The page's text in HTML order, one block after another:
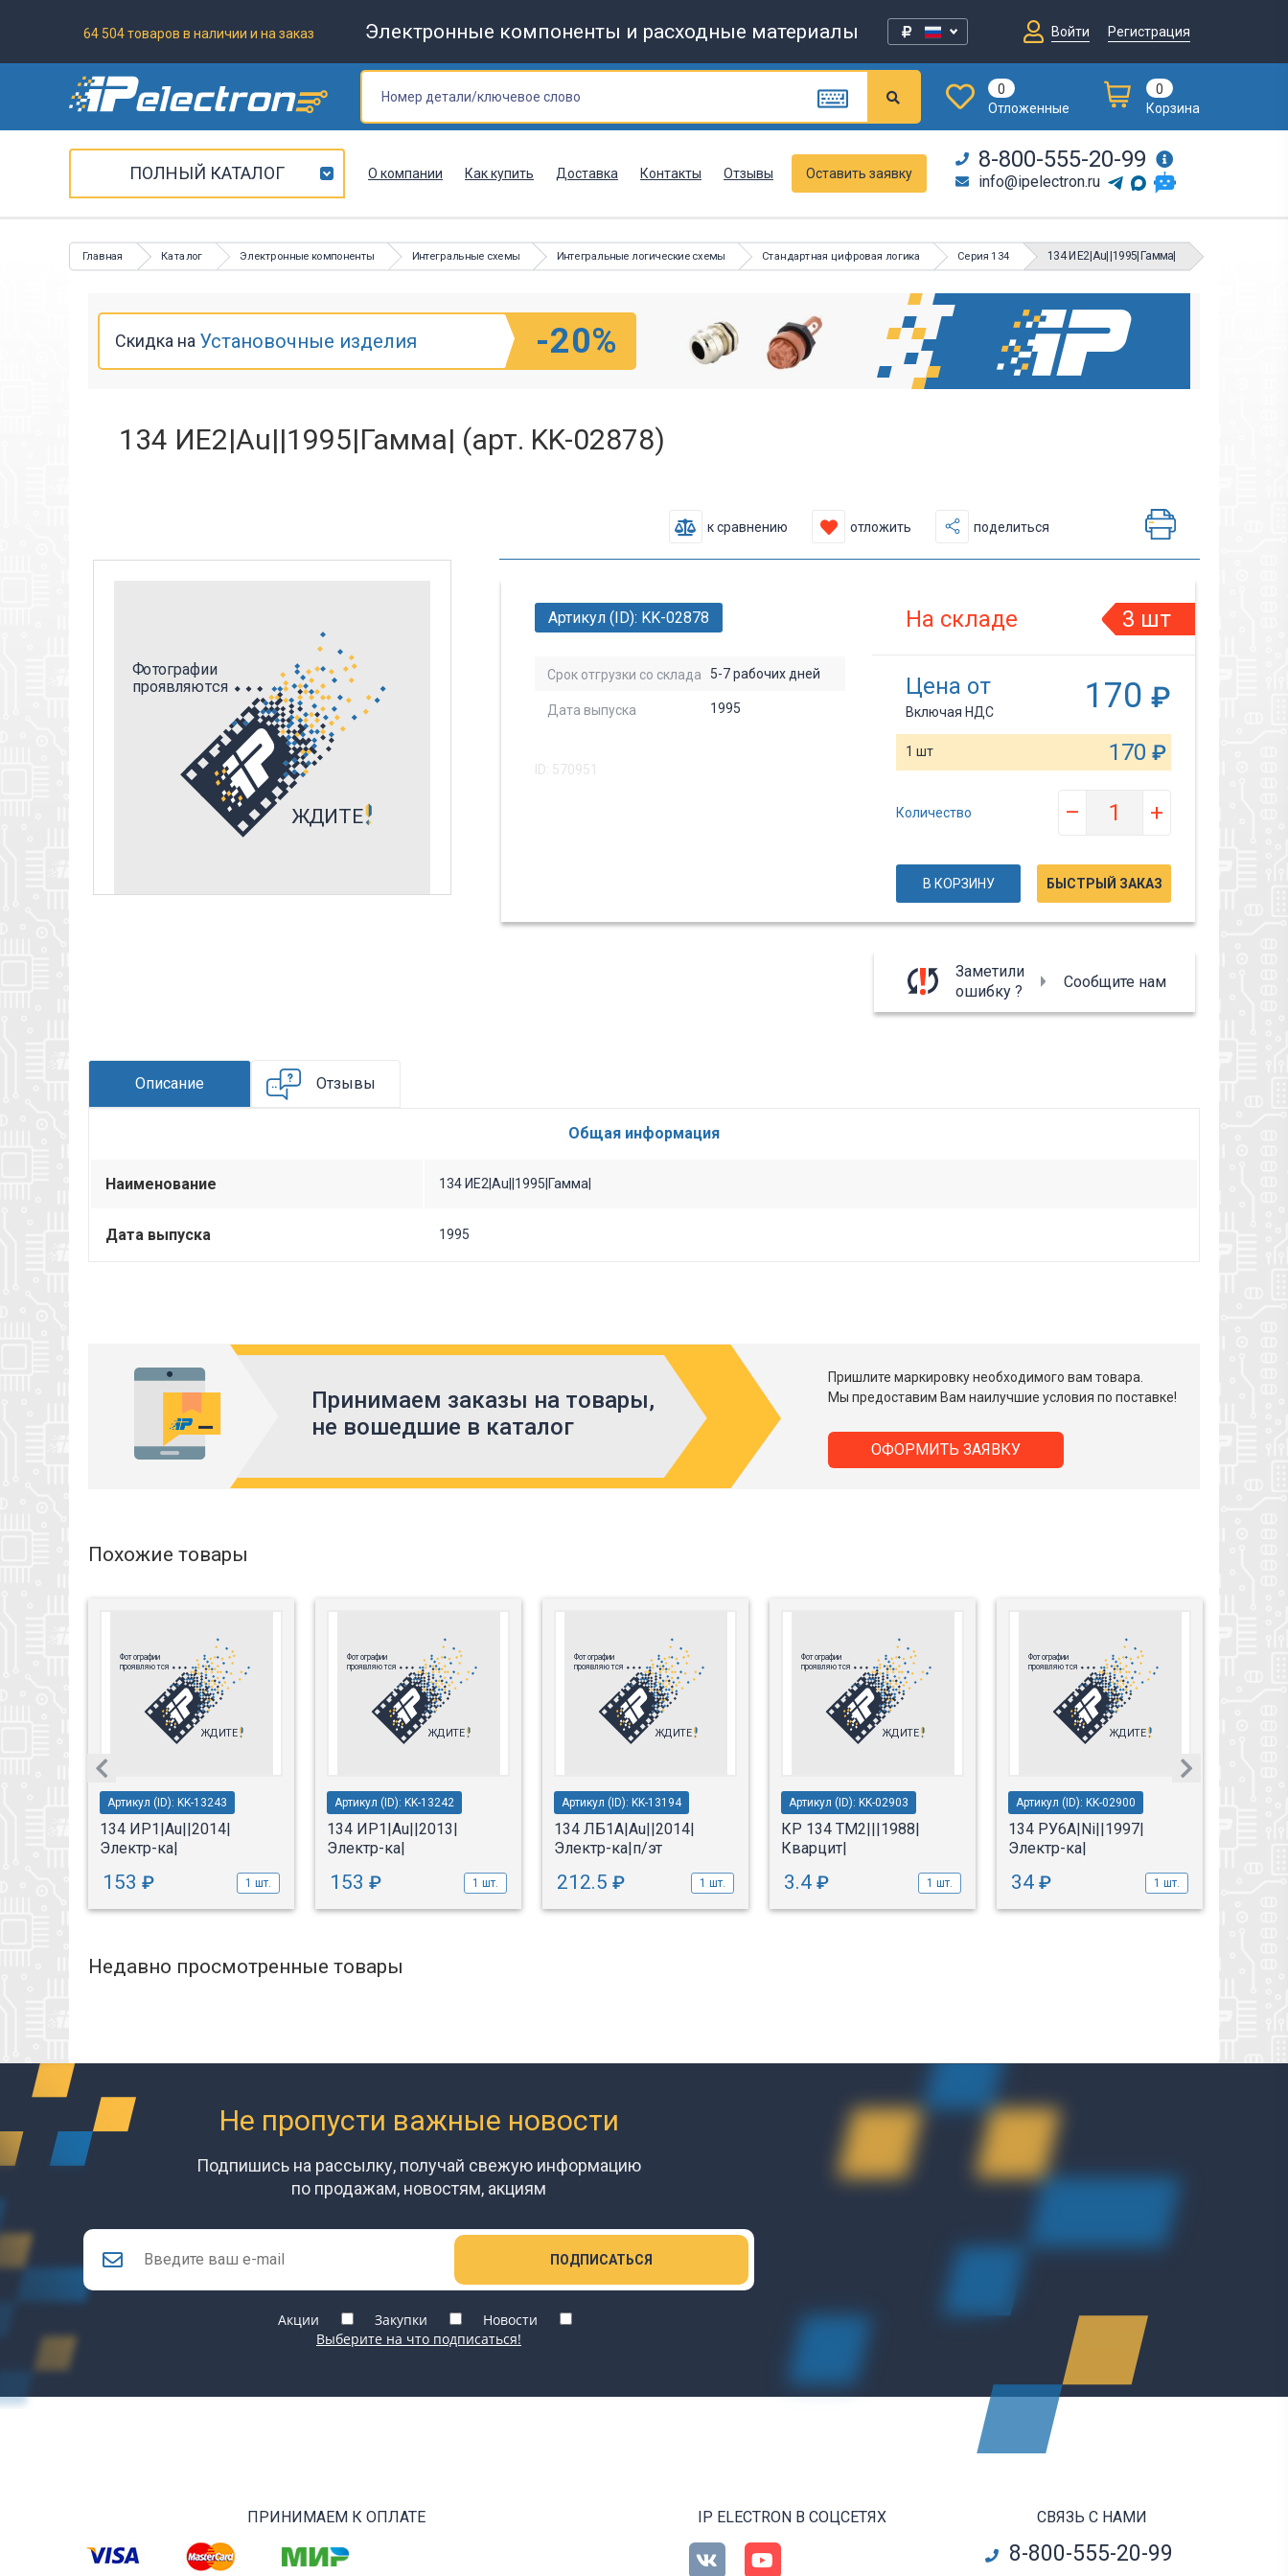
64 504 товаров в наличии и на заказ Электронные компоненты и расходные материалы Войти Регистрация
0
Отложенные
0
Корзина
ПОЛНЫЙ КАТАЛОГ О компании Как купить Доставка Контакты Отзывы Оставить заявку
8-800-555-20-99
info@ipelectron.ru
Главная Каталог Электронные компоненты Интегральные схемы Интегральные логические схемы Стандартная цифровая логика Серия 134 134 ИЕ2|Au||1995|Гамма|
Скидка на Установочные изделия -20%
134 ИЕ2|Au||1995|Гамма| (арт. KK-02878)
к сравнению отложить поделиться
Артикул (ID): KK-02878
Срок отгрузки со склада 5-7 рабочих дней
Дата выпуска 1995
ID: 570951
На складе 3 шт
Цена от
Включая НДС 170 ₽
1 шт 170 ₽
Количество – +
В КОРЗИНУ БЫСТРЫЙ ЗАКАЗ
Заметили
ошибку ?
Сообщите нам
Описание Отзывы
Общая информация
Наименование 134 ИЕ2|Au||1995|Гамма|
Дата выпуска 1995
Принимаем заказы на товары,
не вошедшие в каталог
Пришлите маркировку необходимого вам товара.
Мы предоставим Вам наилучшие условия по поставке!
ОФОРМИТЬ ЗАЯВКУ
Похожие товары
Артикул (ID): KK-13243
134 ИР1|Au||2014|
Электр-ка|
153 ₽ 1 шт.
Артикул (ID): KK-13242
134 ИР1|Au||2013|
Электр-ка|
153 ₽ 1 шт.
Артикул (ID): KK-13194
134 ЛБ1А|Au||2014|
Электр-ка|п/эт
212.5 ₽ 1 шт.
Артикул (ID): KK-02903
КР 134 ТМ2|||1988|
Кварцит|
3.4 ₽ 1 шт.
Артикул (ID): KK-02900
134 РУ6А|Ni||1997|
Электр-ка|
34 ₽ 1 шт.
Недавно просмотренные товары
Не пропусти важные новости
Подпишись на рассылку, получай свежую информацию
по продажам, новостям, акциям
ПОДПИСАТЬСЯ
Акции Закупки
Новости
Выберите на что подписаться!
ПРИНИМАЕМ К ОПЛАТЕ IP ELECTRON В СОЦСЕТЯХ СВЯЗЬ С НАМИ
8-800-555-20-99